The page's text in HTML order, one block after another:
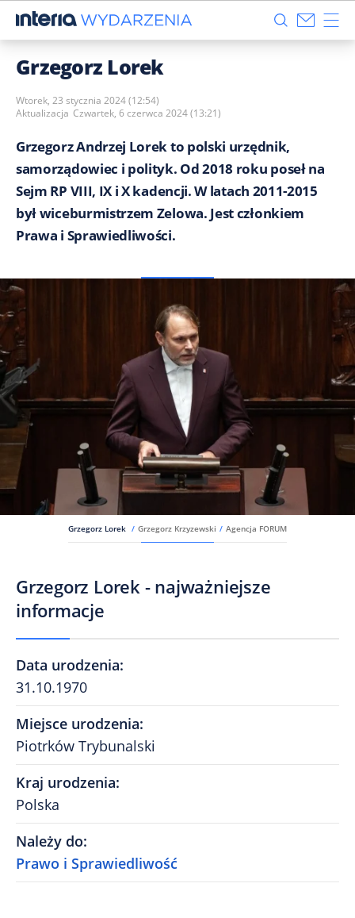
Grzegorz Lorek
Wtorek, 23 stycznia 2024 (12:54)
Aktualizacja Czwartek, 6 czerwca 2024 (13:21)
Grzegorz Andrzej Lorek to polski urzędnik,
samorządowiec i polityk. Od 2018 roku poseł na
Sejm RP VIII, IX i X kadencji. W latach 2011-2015
był wiceburmistrzem Zelowa. Jest członkiem
Prawa i Sprawiedliwości.
Grzegorz Lorek / Grzegorz Krzyzewski / Agencja FORUM
Grzegorz Lorek - najważniejsze
informacje
Data urodzenia:
31.10.1970
Miejsce urodzenia:
Piotrków Trybunalski
Kraj urodzenia:
Polska
Należy do:
Prawo i Sprawiedliwość